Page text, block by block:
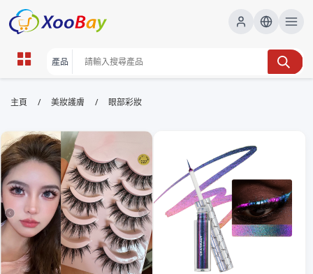
眼部彩妝 | XOOBAY B2B/B2C
眼妝教程,日常妝,派對妝容,眼影搭配, wholesale 眼部彩
妝, XOOBAY
此頁提供日常與派對眼妝的實用教學，從眼線、眼影到睫毛膏與高光的搭
配，幫助用戶快速掌握持久、自然的眼部妝感。
主頁 / 美妝護膚 / 眼部彩妝